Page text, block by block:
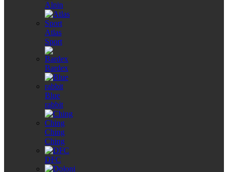
Alpin
Atlas
Sport
Bardex
Blue
rabbit
Ching
Ching
DFC